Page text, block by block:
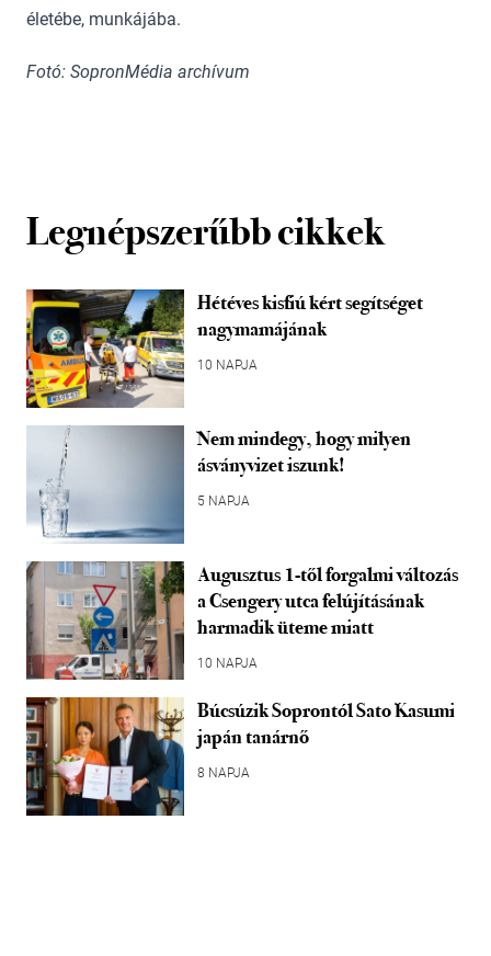
életébe, munkájába.
Fotó: SopronMédia archívum
Legnépszerűbb cikkek
Hétéves kisfiú kért segítséget
nagymamájának
10 NAPJA
Nem mindegy, hogy milyen
ásványvizet iszunk!
5 NAPJA
Augusztus 1-től forgalmi változás
a Csengery utca felújításának
harmadik üteme miatt
10 NAPJA
Búcsúzik Soprontól Sato Kasumi
japán tanárnő
8 NAPJA